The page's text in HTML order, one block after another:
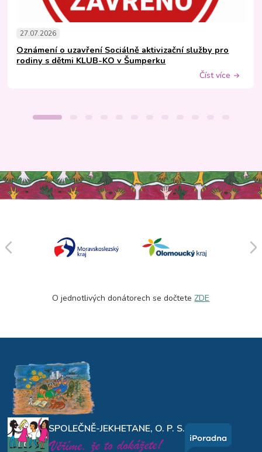
27.07.2026
Oznámení o uzavření Sociálně aktivizační služby pro
rodiny s dětmi KLUB-KO v Šumperku
Číst více
O jednotlivých donátorech se dočteteZDE
SPOLEČNĚ-JEKHETANE, O. P. S.